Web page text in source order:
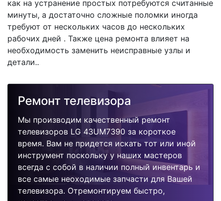
как на устранение простых потребуются считанные
минуты, а достаточно сложные поломки иногда
требуют от нескольких часов до нескольких
рабочих дней . Также цена ремонта влияет на
необходимость заменить неисправные узлы и
детали..
Ремонт телевизора
Мы производим качественный ремонт
телевизоров LG 43UM7390 за короткое
время. Вам не придется искать тот или иной
инструмент поскольку у наших мастеров
всегда с собой в наличии полный инвентарь и
все самые неоходимые запчасти для Вашей
телевизора. Отремонтируем быстро,